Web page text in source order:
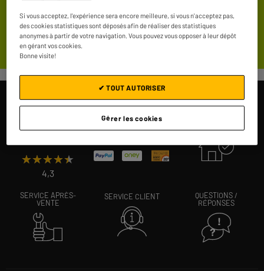
→ DÉCOUVRIR NOS PRODUITS ←
DES PRIX, MAIS PAS SEULEMENT !
authentifiés pour
★★★★★
★★★★★
4,3
PAIEMENT SÉCURISÉ
SERVICE APRÈS-
VENTE
SERVICE CLIENT
QUESTIONS /
RÉPONSES
Si vous acceptez, l'expérience sera encore meilleure, si vous n'acceptez pas,
des cookies statistiques sont déposés afin de réaliser des statistiques
anonymes à partir de votre navigation. Vous pouvez vous opposer à leur dépôt
en gérant vos cookies.
Bonne visite!
Gérer les cookies
✔ TOUT AUTORISER